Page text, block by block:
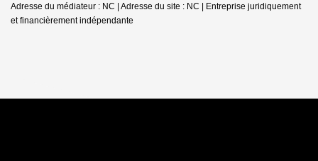
Adresse du médiateur : NC | Adresse du site : NC | Entreprise juridiquement
et financièrement indépendante